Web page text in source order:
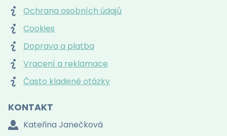
Ochrana osobních údajů
Cookies
Doprava a platba
Vracení a reklamace
Často kladené otázky
KONTAKT
Kateřina Janečková